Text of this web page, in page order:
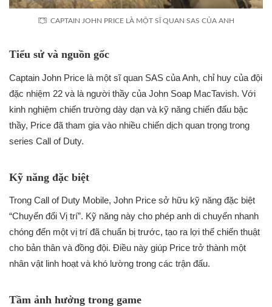
CAPTAIN JOHN PRICE LÀ MỘT SĨ QUAN SAS CỦA ANH
Tiểu sử và nguồn gốc
Captain John Price là một sĩ quan SAS của Anh, chỉ huy của đội
đặc nhiệm 22 và là người thầy của John Soap MacTavish. Với
kinh nghiệm chiến trường dày dạn và kỹ năng chiến đấu bậc
thầy, Price đã tham gia vào nhiều chiến dịch quan trọng trong
series Call of Duty.
Kỹ năng đặc biệt
Trong Call of Duty Mobile, John Price sở hữu kỹ năng đặc biệt
“Chuyển đổi Vị trí”. Kỹ năng này cho phép anh di chuyển nhanh
chóng đến một vị trí đã chuẩn bị trước, tạo ra lợi thế chiến thuật
cho bản thân và đồng đội. Điều này giúp Price trở thành một
nhân vật linh hoạt và khó lường trong các trận đấu.
Tầm ảnh hưởng trong game